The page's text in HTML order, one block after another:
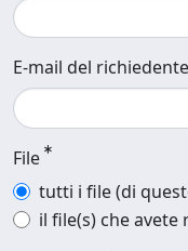
E-mail del richiedente
File
tutti i file (di
il file(s) che avete